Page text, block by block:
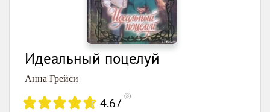
Идеальный поцелуй
Анна Грейси
4.67 (3)